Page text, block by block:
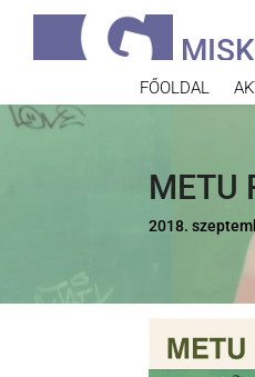
FŐOLDAL
METU
2018.